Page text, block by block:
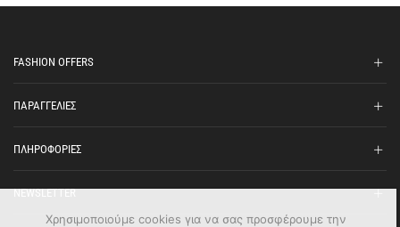
FASHION OFFERS
ΠΑΡΑΓΓΕΛΙΕΣ
ΠΛΗΡΟΦΟΡΙΕΣ
NEWSLETTER
Χρησιμοποιούμε cookies για να σας προσφέρουμε την